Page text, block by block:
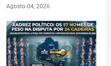
Agosto 04, 2026